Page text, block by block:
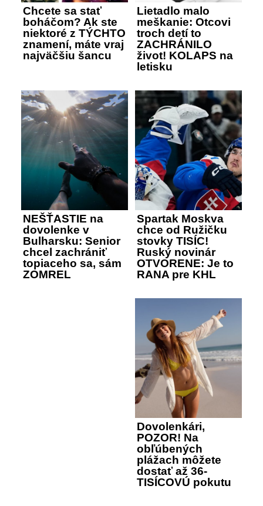
Chcete sa stať
boháčom? Ak ste
niektoré z TÝCHTO
znamení, máte vraj
najväčšiu šancu
Lietadlo malo
meškanie: Otcovi
troch detí to
ZACHRÁNILO
život! KOLAPS na
letisku
NEŠŤASTIE na
dovolenke v
Bulharsku: Senior
chcel zachrániť
topiaceho sa, sám
ZOMREL
Spartak Moskva
chce od Ružičku
stovky TISÍC!
Ruský novinár
OTVORENE: Je to
RANA pre KHL
Dovolenkári,
POZOR! Na
obľúbených
plážach môžete
dostať až 36-
TISÍCOVÚ pokutu